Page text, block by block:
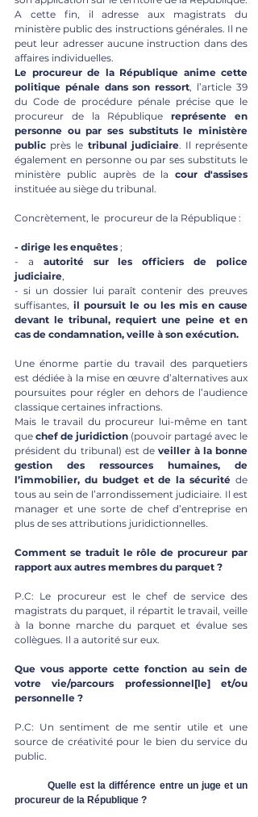
A cette fin, il adresse aux magistrats du
ministère public des instructions générales. Il ne
peut leur adresser aucune instruction dans des
affaires individuelles.
Le procureur de la République anime cette
politique pénale dans son ressort, l’article 39
du Code de procédure pénale précise que le
procureur de la République représente en
personne ou par ses substituts le ministère
public près le tribunal judiciaire. Il représente
également en personne ou par ses substituts le
ministère public auprès de la cour d'assises
instituée au siège du tribunal.
Concrètement, le  procureur de la République :
- dirige les enquêtes ;
- a autorité sur les officiers de police
judiciaire,
- si un dossier lui paraît contenir des preuves
suffisantes, il poursuit le ou les mis en cause
devant le tribunal, requiert une peine et en
cas de condamnation, veille à son exécution.
Une énorme partie du travail des parquetiers
est dédiée à la mise en œuvre d’alternatives aux
poursuites pour régler en dehors de l’audience
classique certaines infractions.
Mais le travail du procureur lui-même en tant
que chef de juridiction (pouvoir partagé avec le
président du tribunal) est de veiller à la bonne
gestion des ressources humaines, de
l’immobilier, du budget et de la sécurité de
tous au sein de l’arrondissement judiciaire. Il est
manager et une sorte de chef d’entreprise en
plus de ses attributions juridictionnelles.
Comment se traduit le rôle de procureur par
rapport aux autres membres du parquet ?
P.C: Le procureur est le chef de service des
magistrats du parquet, il répartit le travail, veille
à la bonne marche du parquet et évalue ses
collègues. Il a autorité sur eux.
Que vous apporte cette fonction au sein de
votre vie/parcours professionnel[le] et/ou
personnelle ?
P.C: Un sentiment de me sentir utile et une
source de créativité pour le bien du service du
public.
	Quelle est la différence entre un juge et un
procureur de la République ?